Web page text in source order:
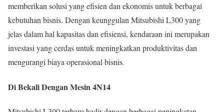
memberikan solusi yang efisien dan ekonomis untuk berbagai
kebutuhan bisnis. Dengan keunggulan Mitsubishi L300 yang
jelas dalam hal kapasitas dan efisiensi, kendaraan ini merupakan
investasi yang cerdas untuk meningkatkan produktivitas dan
mengurangi biaya operasional bisnis.
Di Bekali Dengan Mesin 4N14